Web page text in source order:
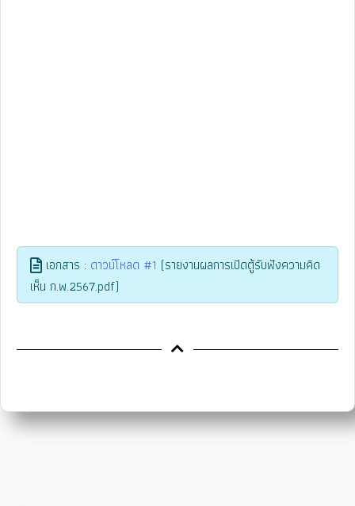
เอกสาร : ดาวน์โหลด #1 (รายงานผลการเปิดตู้รับฟังความคิด
เห็น ก.พ.2567.pdf)